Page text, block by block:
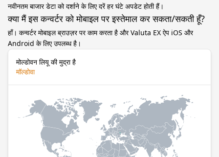
नवीनतम बाजार डेटा को दर्शाने के लिए दरें हर घंटे अपडेट होती हैं।
क्या मैं इस कन्वर्टर को मोबाइल पर इस्तेमाल कर सकता/सकती हूँ?
हाँ। कन्वर्टर मोबाइल ब्राउज़र पर काम करता है और Valuta EX ऐप iOS और
Android के लिए उपलब्ध है।
मोल्डोवन लियू की मुद्रा है
मॉल्डोवा